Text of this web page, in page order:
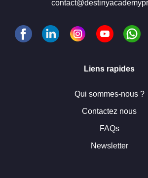
Liens rapides
Qui sommes-nous ?
Contactez nous
FAQs
Newsletter